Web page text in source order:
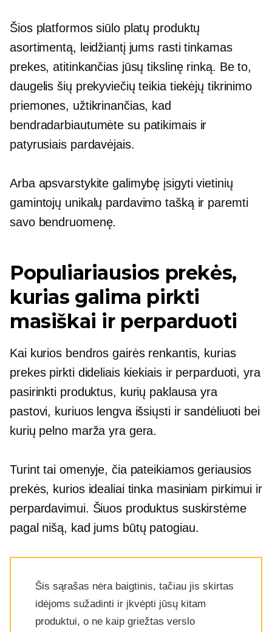
Šios platformos siūlo platų produktų
asortimentą, leidžiantį jums rasti tinkamas
prekes, atitinkančias jūsų tikslinę rinką. Be to,
daugelis šių prekyviečių teikia tiekėjų tikrinimo
priemones, užtikrinančias, kad
bendradarbiautumėte su patikimais ir
patyrusiais pardavėjais.
Arba apsvarstykite galimybę įsigyti vietinių
gamintojų unikalų pardavimo tašką ir paremti
savo bendruomenę.
Populiariausios prekės,
kurias galima pirkti
masiškai ir perparduoti
Kai kurios bendros gairės renkantis, kurias
prekes pirkti dideliais kiekiais ir perparduoti, yra
pasirinkti produktus, kurių paklausa yra
pastovi, kuriuos lengva išsiųsti ir sandėliuoti bei
kurių pelno marža yra gera.
Turint tai omenyje, čia pateikiamos geriausios
prekės, kurios idealiai tinka masiniam pirkimui ir
perpardavimui. Šiuos produktus suskirstėme
pagal nišą, kad jums būtų patogiau.
Šis sąrašas nėra baigtinis, tačiau jis skirtas
idėjoms sužadinti ir įkvėpti jūsų kitam
produktui, o ne kaip griežtas verslo